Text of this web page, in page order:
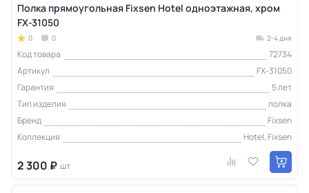
Полка прямоугольная Fixsen Hotel одноэтажная, хром
FX-31050
0 0 2-4 дня
Код товара
72734
Артикул
FX-31050
Гарантия
5 лет
Тип изделия
полка
Бренд
Fixsen
Коллекция
Hotel, Fixsen
2 300 ₽ шт